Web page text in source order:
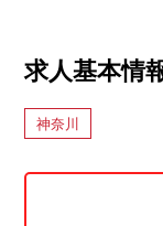
求人基本情
神奈川